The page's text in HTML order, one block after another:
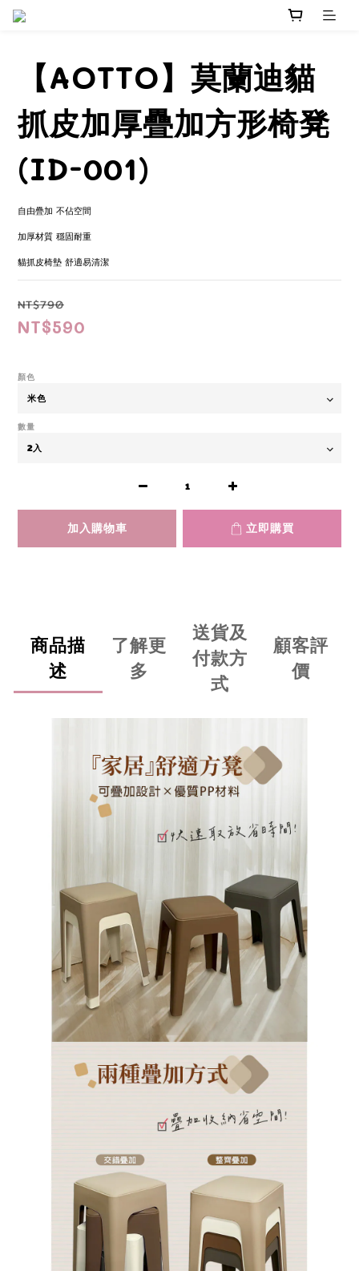
【AOTTO】莫蘭迪貓
抓皮加厚疊加方形椅凳
(ID-001)
自由疊加 不佔空間
加厚材質 穩固耐重
貓抓皮椅墊 舒適易清潔
NT$790
NT$590
顏色
數量
加入購物車 立即購買
商品描
述
了解更
多
送貨及
付款方
式
顧客評
價